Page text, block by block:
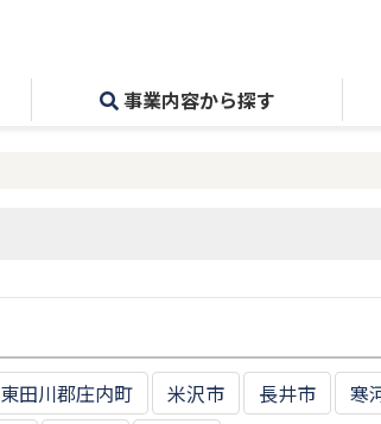
事業内容から探す
東田川郡庄内町 米沢市 長井市 寒